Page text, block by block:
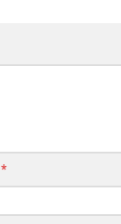
*